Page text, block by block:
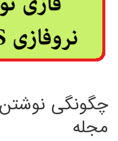
چگونگی
مجله